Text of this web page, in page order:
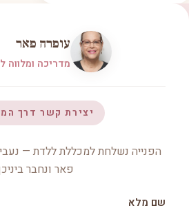
עופרה פאר
מדריכה ומלווה
יצירת קשר דרך
הפנייה נשלחת למכללת ללדת —
פאר ונחבר
שם מלא